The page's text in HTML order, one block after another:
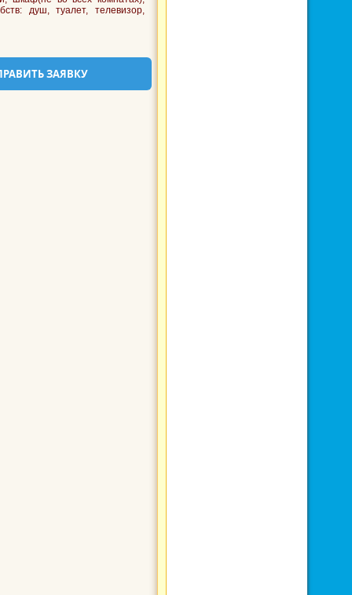
душ, туалет, телевизор,
ЗАЯВКУ